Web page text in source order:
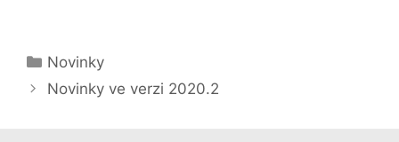
Rubriky
Novinky
Navigace
Novinky ve verzi 2020.2